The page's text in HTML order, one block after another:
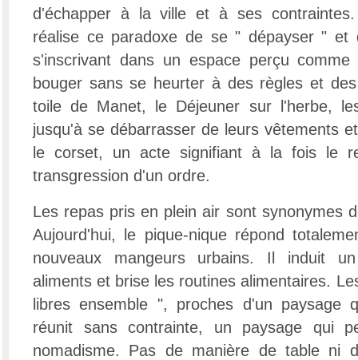
d'échapper à la ville et à ses
réalise ce paradoxe de se " dépayser "
s'inscrivant dans un espace perçu
bouger sans se heurter à des règles et
toile de Manet, le Déjeuner sur l'herbe,
jusqu'à se débarrasser de leurs vêtements
le corset, un acte signifiant à la fois le
transgression d'un ordre.
Les repas pris en plein air sont synonymes
Aujourd'hui, le pique-nique répond
nouveaux mangeurs urbains. Il induit
aliments et brise les routines alimentaires.
libres ensemble ", proches d'un paysage
réunit sans contrainte, un paysage qui
nomadisme. Pas de manière de table ni